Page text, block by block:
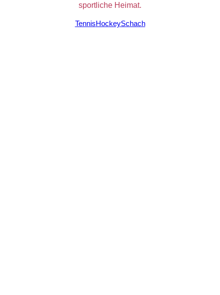
sportliche Heimat.
TennisHockeySchach